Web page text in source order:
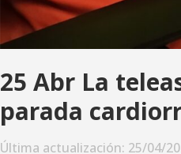
25 Abr La
parada
Última actualización: 25/04/